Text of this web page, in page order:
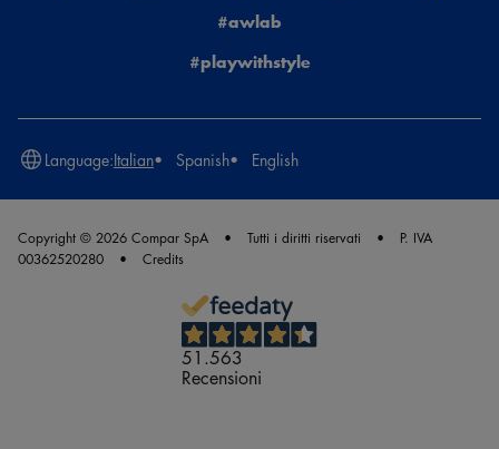
#awlab
#playwithstyle
Language:Italian Spanish English
Copyright © 2026 Compar SpA Tutti i diritti riservati
P. IVA
00362520280
Credits
51.563
Recensioni